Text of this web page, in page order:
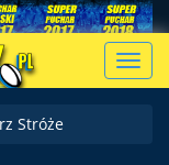
Stróże